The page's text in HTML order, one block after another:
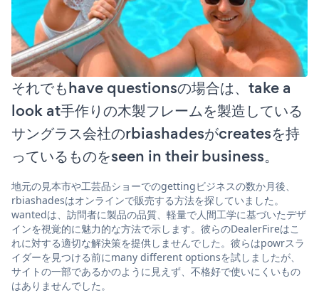
それでもhave questionsの場合は、take a
look at手作りの木製フレームを製造している
サングラス会社のrbiashadesがcreatesを持
っているものをseen in their business。
地元の見本市や工芸品ショーでのgettingビジネスの数か月後、
rbiashadesはオンラインで販売する方法を探していました。
wantedは、訪問者に製品の品質、軽量で人間工学に基づいたデザ
インを視覚的に魅力的な方法で示します。彼らのDealerFireはこ
れに対する適切な解決策を提供しませんでした。彼らはpowrスラ
イダーを見つける前にmany different optionsを試しましたが、
サイトの一部であるかのように見えず、不格好で使いにくいもの
はありませんでした。